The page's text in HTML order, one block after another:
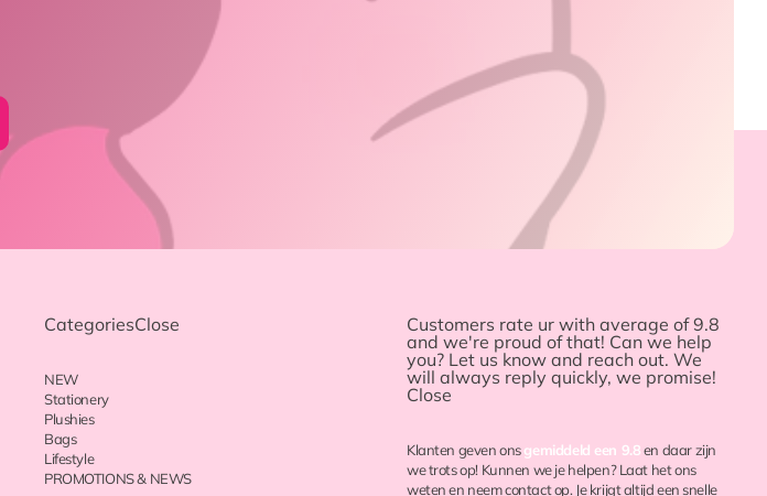
CategoriesClose
NEW
Stationery
Plushies
Bags
Lifestyle
PROMOTIONS & NEWS
Customers rate ur with average of 9.8
and we're proud of that! Can we help
you? Let us know and reach out. We
will always reply quickly, we promise!
Close
Klanten geven onsgemiddeld een 9.8en daar zijn
we trots op! Kunnen we je helpen? Laat het ons
weten en neem contact op. Je krijgt altijd een snelle